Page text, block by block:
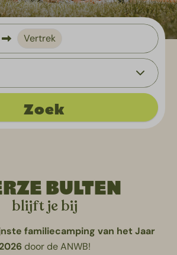
Vertrek
Zoek
BULTEN
blijft je bij
familiecamping van het Jaar
door de ANWB!